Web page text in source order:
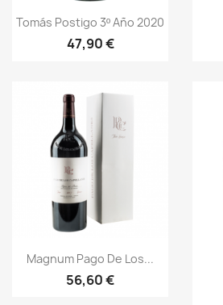
Vista rápida
Tomás Postigo 3º Año 2020
47,90 €
Vista rápida
Magnum Pago De Los...
56,60 €